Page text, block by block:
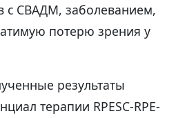
с СВАДМ, заболеванием,
потерю зрения у
результаты
терапии RPESC-RPE-